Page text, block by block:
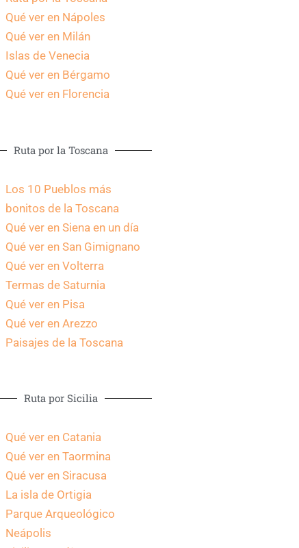
Qué ver en Nápoles
Qué ver en Milán
Islas de Venecia
Qué ver en Bérgamo
Qué ver en Florencia
Ruta por la Toscana
Los 10 Pueblos más
bonitos de la Toscana
Qué ver en Siena en un día
Qué ver en San Gimignano
Qué ver en Volterra
Termas de Saturnia
Qué ver en Pisa
Qué ver en Arezzo
Paisajes de la Toscana
Ruta por Sicilia
Qué ver en Catania
Qué ver en Taormina
Qué ver en Siracusa
La isla de Ortigia
Parque Arqueológico
Neápolis